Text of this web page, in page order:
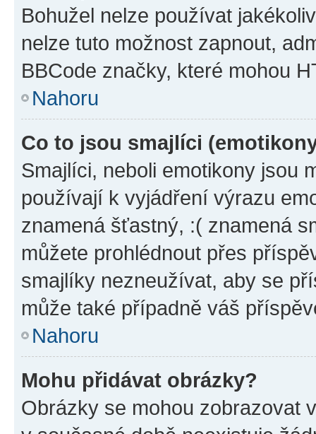
Bohužel nelze používat
nelze tuto možnost zapnout,
BBCode značky, které mohou
Nahoru
Co to jsou smajlíci
Smajlíci, neboli emotikony jsou
používají k vyjádření výrazu
znamená šťastný, :( znamená
můžete prohlédnout přes
smajlíky nezneužívat, aby se
může také případně váš
Nahoru
Mohu přidávat obrázky?
Obrázky se mohou zobrazovat